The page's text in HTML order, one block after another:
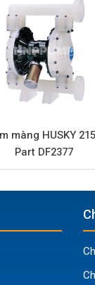
(AODD)
màng HUSKY
Part DF2377